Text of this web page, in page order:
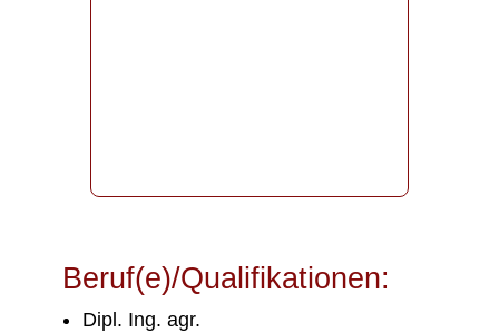
Beruf(e)/Qualifikationen:
Dipl. Ing. agr.